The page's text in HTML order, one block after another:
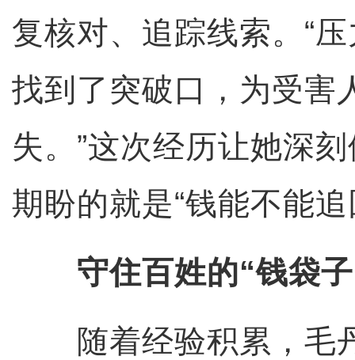
复核对、追踪线索。“
找到了突破口，为受害
失。”这次经历让她深
期盼的就是“钱能不能追
守住百姓的“钱袋
随着经验积累，毛